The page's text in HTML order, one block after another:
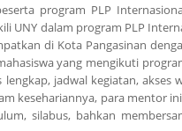
program PLP
UNY dalam program PLP
di Kota Pangasinan
yang mengikuti
jadwal kegiatan, akses
kesehariannya, para mentor
silabus, bahkan